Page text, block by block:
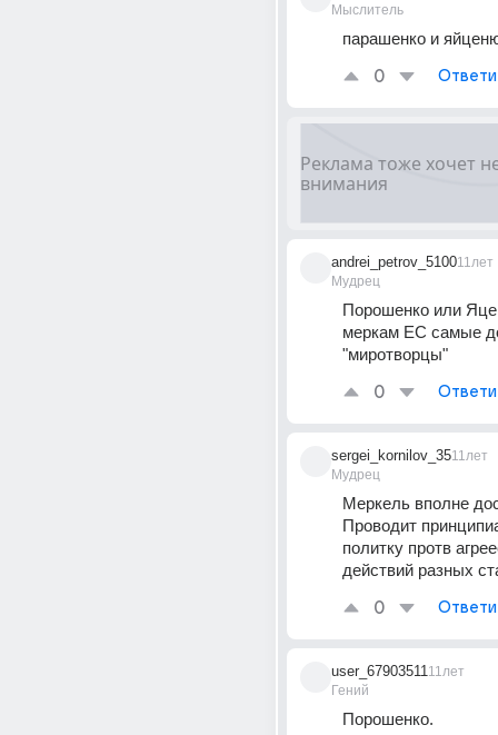
Мыслитель
парашенко и
0
andrei_petrov_5100
Мудрец
11лет
Порошенко или
меркам ЕС самые
"миротворцы"
0
sergei_kornilov_35
Мудрец
11лет
Меркель вполне
Проводит
политку протв
действий разных
0
user_67903511
Гений
11лет
Порошенко.